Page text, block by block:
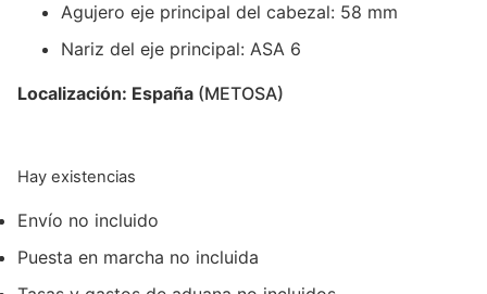
Agujero eje principal del cabezal: 58 mm
Nariz del eje principal: ASA 6
Localización: España (METOSA)
Hay existencias
Envío no incluido
Puesta en marcha no incluida